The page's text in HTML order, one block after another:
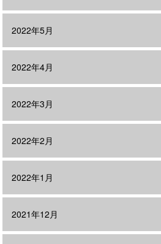
2022年5月
2022年4月
2022年3月
2022年2月
2022年1月
2021年12月